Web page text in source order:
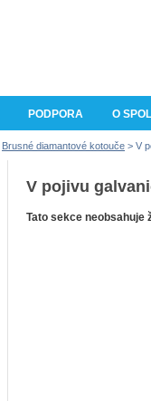
PODPORA O
Brusné diamantové kotouče > V
V pojivu
Tato sekce neobsahuje